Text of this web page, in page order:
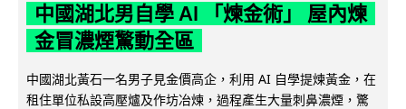
中國湖北男自學 AI 「煉金術」 屋內煉
金冒濃煙驚動全區
中國湖北黃石一名男子見金價高企，利用 AI 自學提煉黃金，在
租住單位私設高壓爐及作坊冶煉，過程產生大量刺鼻濃煙，驚